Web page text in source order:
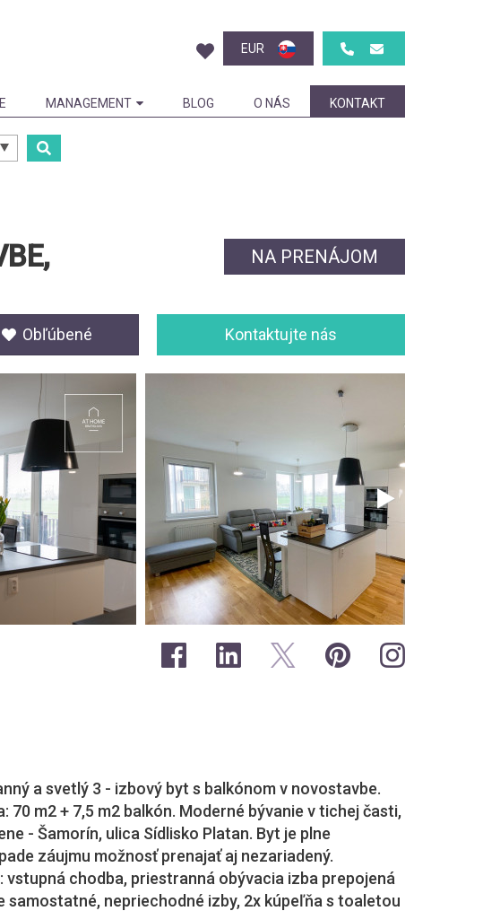
EUR
MANAGEMENT BLOG O NÁS KONTAKT
NA PRENÁJOM
Obľúbené Kontaktujte nás
a svetlý 3 - izbový byt s balkónom v novostavbe.
70 m2 + 7,5 m2 balkón. Moderné bývanie v tichej časti,
- Šamorín, ulica Sídlisko Platan. Byt je plne
záujmu možnosť prenajať aj nezariadený.
vstupná chodba, priestranná obývacia izba prepojená
samostatné, nepriechodné izby, 2x kúpeľňa s toaletou